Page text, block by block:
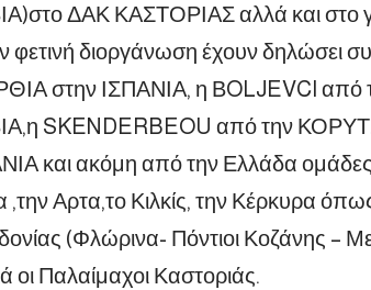
ΔΑΚ ΚΑΣΤΟΡΙΑΣ αλλά και στο
φετινή διοργάνωση έχουν δηλώσει
στην ΙΣΠΑΝΙΑ, η ΒOLJEVCI από
SKENDERBEOU από την
και ακόμη από την Ελλάδα
,την Αρτα,το Κιλκίς, την Κέρκυρα
(Φλώρινα- Πόντιοι Κοζάνης –
οι Παλαίμαχοι Καστοριάς.